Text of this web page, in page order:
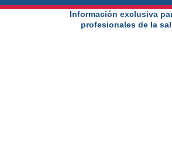
Información exclusiva
profesionales de la